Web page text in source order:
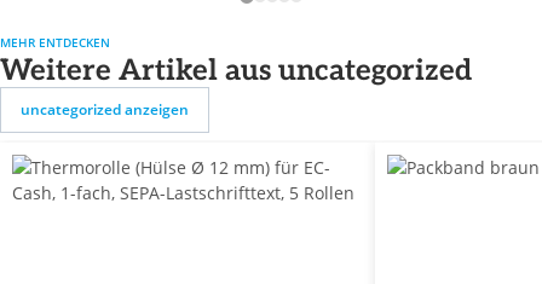
MEHR ENTDECKEN
Weitere Artikel aus uncategorized
uncategorized anzeigen